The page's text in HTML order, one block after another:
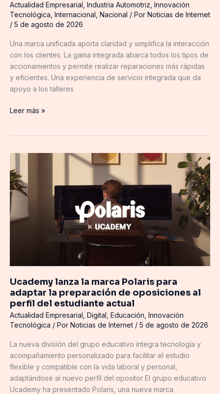
Actualidad Empresarial Industria Automotriz Innovación
Tecnológica Internacional Nacional / Por Noticias de Internet
/ 5 de agosto de 2026
Una marca unificada aporta claridad y simplifica la interacción
con los clientes. La gama integrada abarca todos los tipos de
accionamientos y permite realizar reparaciones más rápidas
y eficientes. Una experiencia de servicio integrada que da
apoyo a los talleres
cartera
integrada
y
soluciones
inteligentes
Leer más »
Ucademy lanza la marca Polaris para
adaptar la preparación de oposiciones al
perfil del estudiante actual
Actualidad Empresarial Digital Educación Innovación
Tecnológica / Por Noticias de Internet / 5 de agosto de 2026
La nueva división del grupo educativo integra tecnología y
acompañamiento personalizado para facilitar el estudio
flexible y compatible con la vida laboral y personal,
adaptándose al nuevo perfil del opositor El grupo educativo
Ucademy ha presentado Polaris, una nueva marca
lanza
la
marca
Polaris
para
al
perfil
del
estudiante
actual